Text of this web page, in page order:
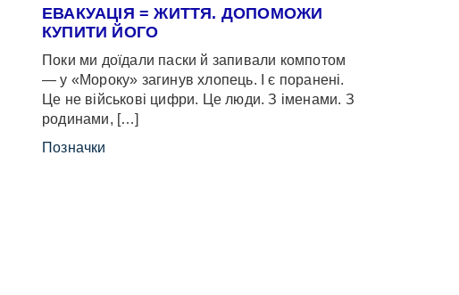
ЕВАКУАЦІЯ = ЖИТТЯ. ДОПОМОЖИ
КУПИТИ ЙОГО
Поки ми доїдали паски й запивали компотом
— у «Мороку» загинув хлопець. І є поранені.
Це не військові цифри. Це люди. З іменами. З
родинами, […]
Позначки